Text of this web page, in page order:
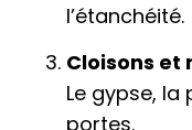
l’étanchéité.
Cloisons et
Le gypse, la
portes.